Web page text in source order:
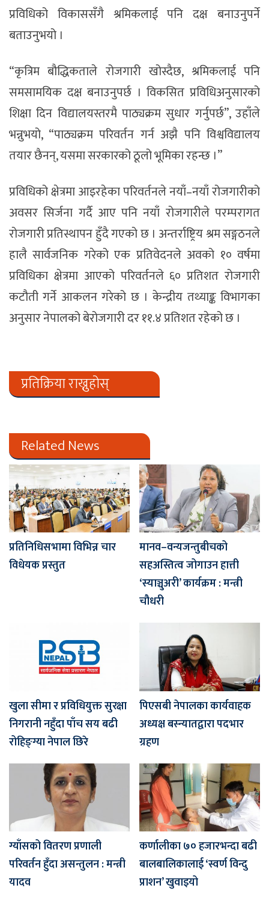
प्रविधिको विकाससँगै श्रमिकलाई पनि दक्ष बनाउनुपर्ने
बताउनुभयो ।
“कृत्रिम बौद्धिकताले रोजगारी खोस्दैछ, श्रमिकलाई पनि
समसामयिक दक्ष बनाउनुपर्छ । विकसित प्रविधिअनुसारको
शिक्षा दिन विद्यालयस्तरमै पाठ्यक्रम सुधार गर्नुपर्छ”, उहाँले
भन्नुभयो, “पाठ्यक्रम परिवर्तन गर्न अझै पनि विश्वविद्यालय
तयार छैनन्, यसमा सरकारको ठूलो भूमिका रहन्छ ।”
प्रविधिको क्षेत्रमा आइरहेका परिवर्तनले नयाँ–नयाँ रोजगारीको
अवसर सिर्जना गर्दै आए पनि नयाँ रोजगारीले परम्परागत
रोजगारी प्रतिस्थापन हुँदै गएको छ । अन्तर्राष्ट्रिय श्रम सङ्गठनले
हालै सार्वजनिक गरेको एक प्रतिवेदनले अवको १० वर्षमा
प्रविधिका क्षेत्रमा आएको परिवर्तनले ६० प्रतिशत रोजगारी
कटौती गर्ने आकलन गरेको छ । केन्द्रीय तथ्याङ्क विभागका
अनुसार नेपालको बेरोजगारी दर ११.४ प्रतिशत रहेको छ ।
प्रतिक्रिया राख्नुहोस्
Related News
प्रतिनिधिसभामा विभिन्न चार
विधेयक प्रस्तुत
मानव–वन्यजन्तुबीचको
सहअस्तित्व जोगाउन हात्ती
‘स्याञ्चुअरी’ कार्यक्रम : मन्त्री
चौधरी
खुला सीमा र प्रविधियुक्त सुरक्षा
निगरानी नहुँदा पाँच सय बढी
रोहिङ्ग्या नेपाल छिरे
पिएसबी नेपालका कार्यवाहक
अध्यक्ष बस्न्यातद्वारा पदभार
ग्रहण
ग्याँसको वितरण प्रणाली
परिवर्तन हुँदा असन्तुलन : मन्त्री
यादव
कर्णालीका ७० हजारभन्दा बढी
बालबालिकालाई ‘स्वर्ण विन्दु
प्राशन’ खुवाइयो